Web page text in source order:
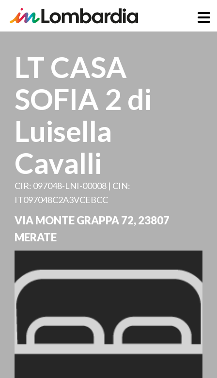
contenuto
principale
LT CASA
SOFIA 2 di
Luisella
Cavalli
CIR: 097048-LNI-00008 | CIN:
IT097048C2A3VCEBCC
VIA MONTE GRAPPA 72,23807
MERATE